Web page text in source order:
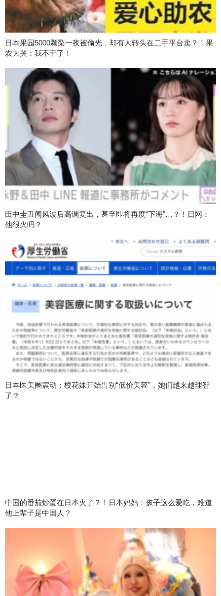
日本果园5000颗梨一夜被偷光，却有人转头在二手平台卖？！果
农大哭：我不干了！
田中圭丑闻风波后高调复出，甚至即将再度“下海”…？！日网：
他很火吗？
日本医美圈震动：樱花妹开始告别“低价美容”，她们越来越理智
了？
中国的番茄炒蛋在日本火了？！日本妈妈：孩子这么爱吃，难道
他上辈子是中国人？